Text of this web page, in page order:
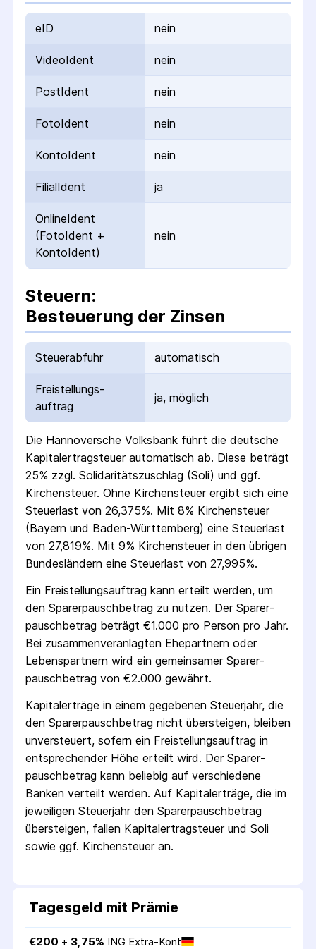
eID nein
VideoIdent nein
PostIdent nein
FotoIdent nein
KontoIdent nein
FilialIdent ja
OnlineIdent
(FotoIdent +
KontoIdent)
nein
Steuern:
Besteuerung der Zinsen
Steuerabfuhr automatisch
Freistellungs­
auftrag
ja, möglich
Die Hannoversche Volksbank führt die deutsche
Kapital­ertrag­steuer automatisch ab. Diese beträgt
25% zzgl. Solidaritäts­zuschlag (Soli) und ggf.
Kirchensteuer. Ohne Kirchensteuer ergibt sich eine
Steuerlast von 26,375%. Mit 8% Kirchensteuer
(Bayern und Baden-Württemberg) eine Steuerlast
von 27,819%. Mit 9% Kirchensteuer in den übrigen
Bundesländern eine Steuerlast von 27,995%.
Ein Freistellungs­auftrag kann erteilt werden, um
den Sparer­pausch­betrag zu nutzen. Der Sparer­
pausch­betrag beträgt €1.000 pro Person pro Jahr.
Bei zusammenveranlagten Ehepartnern oder
Lebenspartnern wird ein gemeinsamer Sparer­
pausch­betrag von €2.000 gewährt.
Kapitalerträge in einem gegebenen Steuerjahr, die
den Sparer­pausch­betrag nicht übersteigen, bleiben
unversteuert, sofern ein Freistellungs­auftrag in
entsprechender Höhe erteilt wird. Der Sparer­
pausch­betrag kann beliebig auf verschiedene
Banken verteilt werden. Auf Kapitalerträge, die im
jeweiligen Steuerjahr den Sparer­pausch­betrag
übersteigen, fallen Kapital­ertrag­steuer und Soli
sowie ggf. Kirchensteuer an.
Tagesgeld mit Prämie
€200 + 3,75% ING Extra-Kont